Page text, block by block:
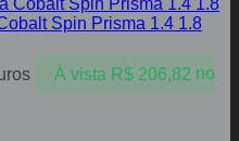
Spin Prisma 1.4 1.8
À vista R$206,82 no